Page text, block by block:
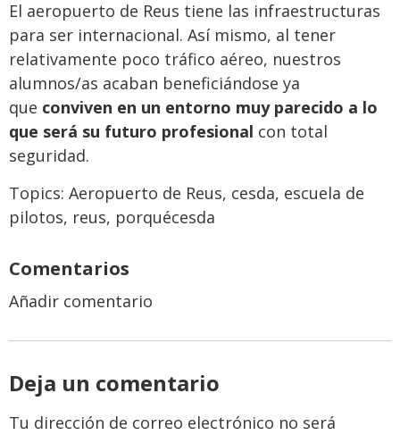
El aeropuerto de Reus tiene las infraestructuras
para ser internacional. Así mismo, al tener
relativamente poco tráfico aéreo, nuestros
alumnos/as acaban beneficiándose ya
que conviven en un entorno muy parecido a lo
que será su futuro profesional con total
seguridad.
Topics: Aeropuerto de Reus, cesda, escuela de
pilotos, reus, porquécesda
Comentarios
Añadir comentario
Deja un comentario
Tu dirección de correo electrónico no será